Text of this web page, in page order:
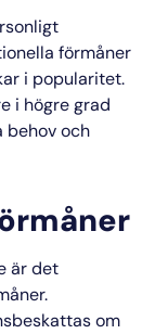
förmåner
i popularitet.
i högre grad
behov och
är det
om